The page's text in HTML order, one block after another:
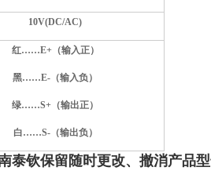
10V(DC/AC)
红……E+（输入正）
黑……E-（输入负）
绿……S+（输出正）
白……S-（输出负）
泰钦保留随时更改、撤消产品